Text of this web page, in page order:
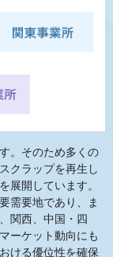
。そのため多くの
クラップを再生し
展開しています。
需要地であり、ま
関西、中国・四
ーケット動向にも
ける優位性を確保